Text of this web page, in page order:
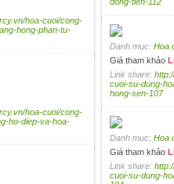
hoa-cuoi/cong-
hong-phan-tu-
Danh mục: Hoa
Giá tham khảo
Link share:
cuoi-su-dung-
hong-sen-107
hoa-cuoi/cong-
ho-diep-va-hoa-
Danh mục: Hoa
Giá tham khảo
Link share:
cuoi-su-dung-